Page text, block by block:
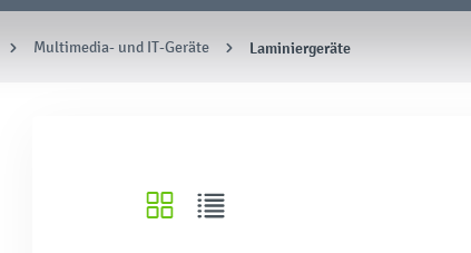
Multimedia- und IT-Geräte Laminiergeräte